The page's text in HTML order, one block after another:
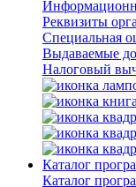
Реквизиты
Специальная
Выдаваемые
Налоговый
Каталог
Каталог